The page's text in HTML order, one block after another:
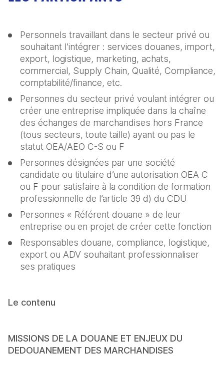
Personnels travaillant dans le secteur privé ou
souhaitant l’intégrer : services douanes, import,
export, logistique, marketing, achats,
commercial, Supply Chain, Qualité, Compliance,
comptabilité/finance, etc.
Personnes du secteur privé voulant intégrer ou
créer une entreprise impliquée dans la chaîne
des échanges de marchandises hors France
(tous secteurs, toute taille) ayant ou pas le
statut OEA/AEO C-S ou F
Personnes désignées par une société
candidate ou titulaire d’une autorisation OEA C
ou F pour satisfaire à la condition de formation
professionnelle de l’article 39 d) du CDU
Personnes « Référent douane » de leur
entreprise ou en projet de créer cette fonction
Responsables douane, compliance, logistique,
export ou ADV souhaitant professionnaliser
ses pratiques
Le contenu
MISSIONS DE LA DOUANE ET ENJEUX DU
DEDOUANEMENT DES MARCHANDISES